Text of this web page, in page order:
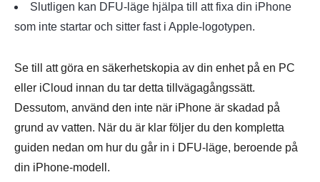
Slutligen kan DFU-läge hjälpa till att fixa din iPhone
som inte startar och sitter fast i Apple-logotypen.
Se till att göra en säkerhetskopia av din enhet på en PC
eller iCloud innan du tar detta tillvägagångssätt.
Dessutom, använd den inte när iPhone är skadad på
grund av vatten. När du är klar följer du den kompletta
guiden nedan om hur du går in i DFU-läge, beroende på
din iPhone-modell.